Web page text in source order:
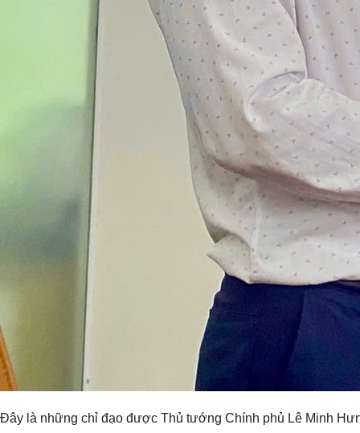
Đây là những chỉ đạo được Thủ tướng Chính phủ Lê Minh